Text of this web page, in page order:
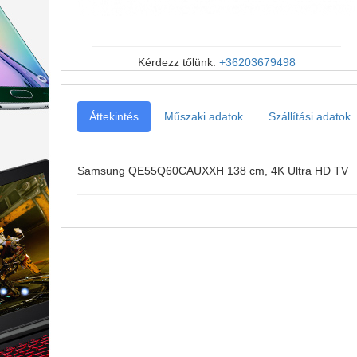
Kérdezz tőlünk: +36203679498
Áttekintés Műszaki adatok Szállítási adatok
Samsung QE55Q60CAUXXH 138 cm, 4K Ultra HD TV